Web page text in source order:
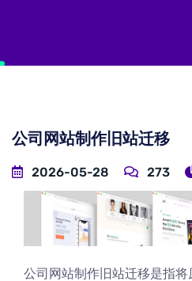
公司网站制作旧站迁移
2026-05-28 273
公司网站制作旧站迁移是指